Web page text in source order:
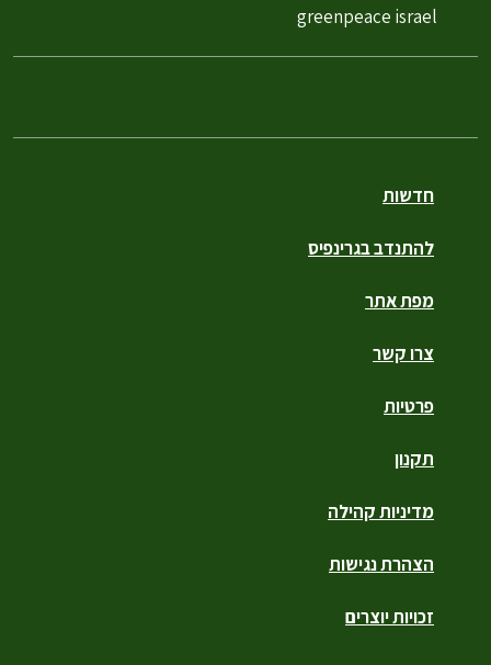
חדשות
להתנדב בגרינפיס
מפת אתר
צרו קשר
פרטיות
תקנון
מדיניות קהילה
הצהרת נגישות
זכויות יוצרים